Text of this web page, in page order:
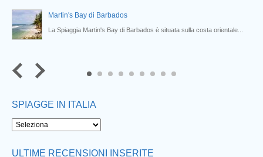
Martin's Bay di Barbados
La Spiaggia Martin's Bay di Barbados è situata sulla costa orientale...
8
SPIAGGE IN ITALIA
ULTIME RECENSIONI INSERITE